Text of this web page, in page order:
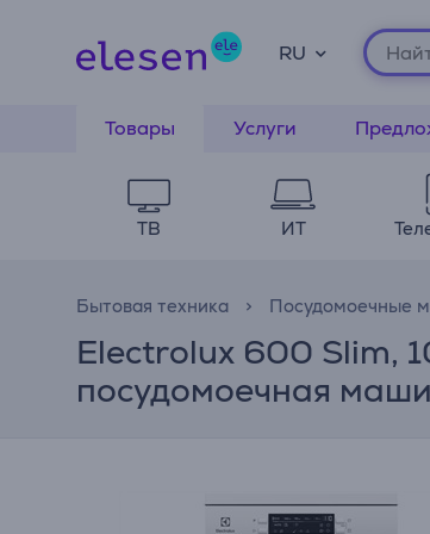
RU
Товары Услуги
ТВ ИТ
Бытовая техника Посудомоечные
Electrolux 600 Slim,
посудомоечная